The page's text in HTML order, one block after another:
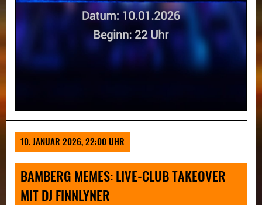
10. JANUAR 2026, 22:00 UHR
BAMBERG MEMES: LIVE-CLUB TAKEOVER
MIT DJ FINNLYNER